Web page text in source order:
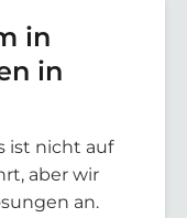
in
in
ist nicht auf
aber wir
an.